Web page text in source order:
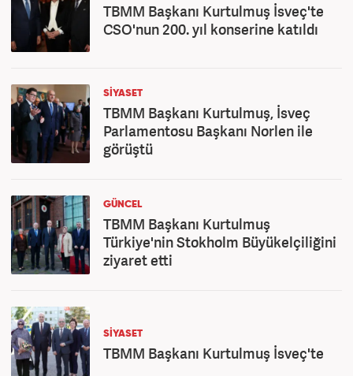
TBMM Başkanı Kurtulmuş İsveç'te
CSO'nun 200. yıl konserine katıldı
SİYASET
TBMM Başkanı Kurtulmuş, İsveç
Parlamentosu Başkanı Norlen ile
görüştü
GÜNCEL
TBMM Başkanı Kurtulmuş
Türkiye'nin Stokholm Büyükelçiliğini
ziyaret etti
SİYASET
TBMM Başkanı Kurtulmuş İsveç'te